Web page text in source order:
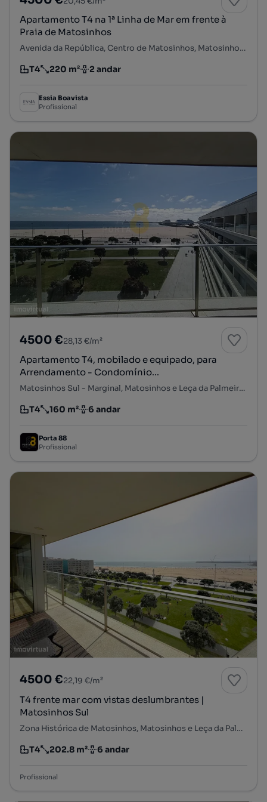
Apartamento T4 na 1ª Linha de Mar em frente à
Praia de Matosinhos
Avenida da República, Centro de Matosinhos, Matosinhos e Leça da Palmeira, Matosinhos, Porto
Tipologia
T4
Preço por metro quadrado
220 m²
Andar 2 andar
Essia Boavista
Profissional
4500 €28,13 €/m²
Apartamento T4, mobilado e equipado, para
Arrendamento - Condomínio...
Matosinhos Sul - Marginal, Matosinhos e Leça da Palmeira, Matosinhos, Porto
Tipologia
T4
Preço por metro quadrado
160 m²
Andar 6 andar
Porta 88
Profissional
4500 €22,19 €/m²
T4 frente mar com vistas deslumbrantes |
Matosinhos Sul
Zona Histórica de Matosinhos, Matosinhos e Leça da Palmeira, Matosinhos, Porto
Tipologia
T4
Preço por metro quadrado
202.8 m²
Andar 6 andar
Profissional